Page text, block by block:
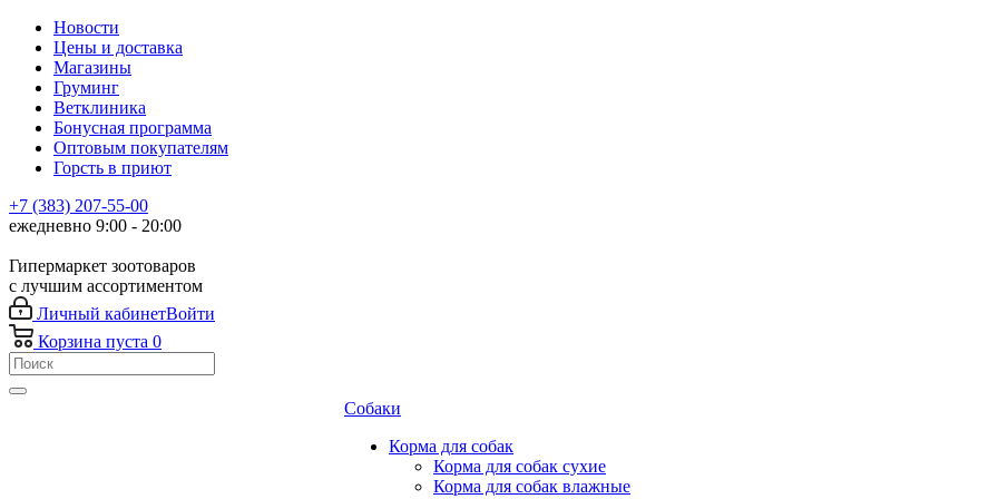
Новости
Цены и доставка
Магазины
Груминг
Ветклиника
Бонусная программа
Оптовым покупателям
Горсть в приют
+7 (383) 207-55-00
ежедневно 9:00 - 20:00
Гипермаркет зоотоваров
с лучшим ассортиментом
Личный кабинетВойти
Корзина пуста 0
Собаки
Корма для собак
Корма для собак сухие
Корма для собак влажные